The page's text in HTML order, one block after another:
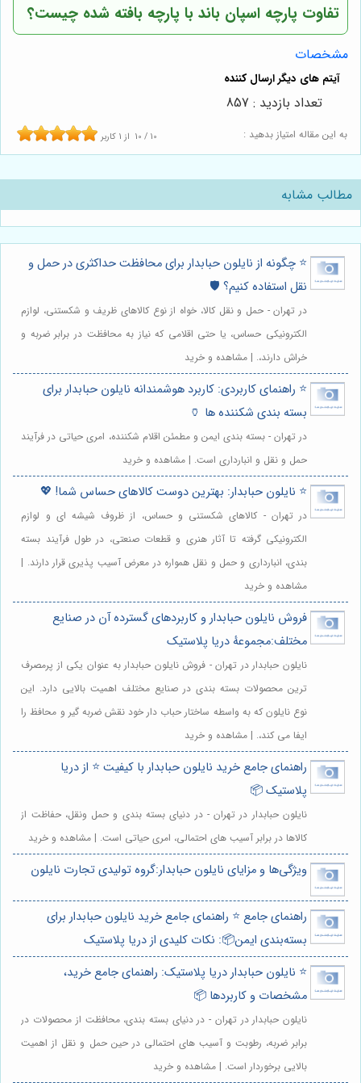
تفاوت پارچه اسپان باند با پارچه بافته شده چیست؟
مشخصات
به این مقاله امتیاز بدهید : 10 / 10 از 1 کاربر
تعداد بازدید : 857
مطالب مشابه
⭐️ چگونه از نایلون حبابدار برای محافظت حداکثری در حمل و
نقل استفاده کنیم؟ 🛡️
در تهران - حمل و نقل کالا، خواه از نوع کالاهای ظریف و شکستنی، لوازم
الکترونیکی حساس، یا حتی اقلامی که نیاز به محافظت در برابر ضربه و
خراش دارند،. | مشاهده و خرید
⭐️ راهنمای کاربردی: کاربرد هوشمندانه نایلون حبابدار برای
بسته بندی شکننده ها 🏺
در تهران - بسته بندی ایمن و مطمئن اقلام شکننده، امری حیاتی در فرآیند
حمل و نقل و انبارداری است. | مشاهده و خرید
⭐️ نایلون حبابدار: بهترین دوست کالاهای حساس شما! 💖
در تهران - کالاهای شکستنی و حساس، از ظروف شیشه ای و لوازم
الکترونیکی گرفته تا آثار هنری و قطعات صنعتی، در طول فرآیند بسته
بندی، انبارداری و حمل و نقل همواره در معرض آسیب پذیری قرار دارند. |
مشاهده و خرید
فروش نایلون حبابدار و کاربردهای گسترده آن در صنایع
مختلف:مجموعهٔ دریا پلاستیک
نایلون حبابدار در تهران - فروش نایلون حبابدار به عنوان یکی از پرمصرف
ترین محصولات بسته بندی در صنایع مختلف اهمیت بالایی دارد. این
نوع نایلون که به واسطه ساختار حباب دار خود نقش ضربه گیر و محافظ را
ایفا می کند،. | مشاهده و خرید
راهنمای جامع خرید نایلون حبابدار با کیفیت ⭐️ از دریا
پلاستیک 📦
نایلون حبابدار در تهران - در دنیای بسته بندی و حمل ونقل، حفاظت از
کالاها در برابر آسیب های احتمالی، امری حیاتی است. | مشاهده و خرید
ویژگی‌ها و مزایای نایلون حبابدار:گروه تولیدی تجارت نایلون
راهنمای جامع ⭐️ راهنمای جامع خرید نایلون حبابدار برای
بسته‌بندی ایمن📦: نکات کلیدی از دریا پلاستیک
⭐️ نایلون حبابدار دریا پلاستیک: راهنمای جامع خرید،
مشخصات و کاربردها 📦
نایلون حبابدار در تهران - در دنیای بسته بندی، محافظت از محصولات در
برابر ضربه، رطوبت و آسیب های احتمالی در حین حمل و نقل از اهمیت
بالایی برخوردار است. | مشاهده و خرید